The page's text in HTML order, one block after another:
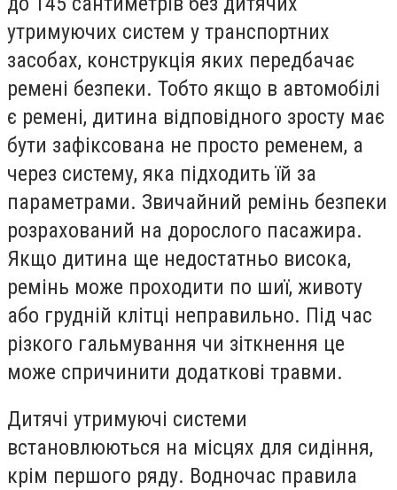
утримуючих систем у транспортних
засобах, конструкція яких передбачає
ремені безпеки. Тобто якщо в автомобілі
є ремені, дитина відповідного зросту має
бути зафіксована не просто ременем, а
через систему, яка підходить їй за
параметрами. Звичайний ремінь безпеки
розрахований на дорослого пасажира.
Якщо дитина ще недостатньо висока,
ремінь може проходити по шиї, животу
або грудній клітці неправильно. Під час
різкого гальмування чи зіткнення це
може спричинити додаткові травми.
Дитячі утримуючі системи
встановлюються на місцях для сидіння,
крім першого ряду. Водночас правила